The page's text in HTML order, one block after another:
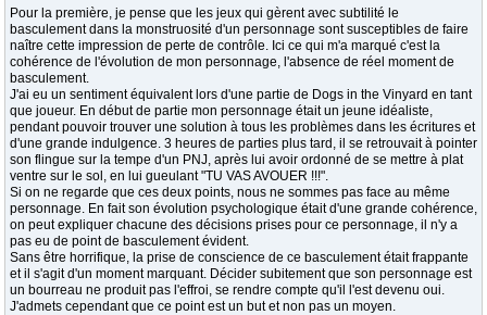
Pour la première, je pense que les jeux qui gèrent avec subtilité le
basculement dans la monstruosité d'un personnage sont susceptibles de faire
naître cette impression de perte de contrôle. Ici ce qui m'a marqué c'est la
cohérence de l'évolution de mon personnage, l'absence de réel moment de
basculement.
J'ai eu un sentiment équivalent lors d'une partie de Dogs in the Vinyard en tant
que joueur. En début de partie mon personnage était un jeune idéaliste,
pendant pouvoir trouver une solution à tous les problèmes dans les écritures et
d'une grande indulgence. 3 heures de parties plus tard, il se retrouvait à pointer
son flingue sur la tempe d'un PNJ, après lui avoir ordonné de se mettre à plat
ventre sur le sol, en lui gueulant "TU VAS AVOUER !!!".
Si on ne regarde que ces deux points, nous ne sommes pas face au même
personnage. En fait son évolution psychologique était d'une grande cohérence,
on peut expliquer chacune des décisions prises pour ce personnage, il n'y a
pas eu de point de basculement évident.
Sans être horrifique, la prise de conscience de ce basculement était frappante
et il s'agit d'un moment marquant. Décider subitement que son personnage est
un bourreau ne produit pas l'effroi, se rendre compte qu'il l'est devenu oui.
J'admets cependant que ce point est un but et non pas un moyen.